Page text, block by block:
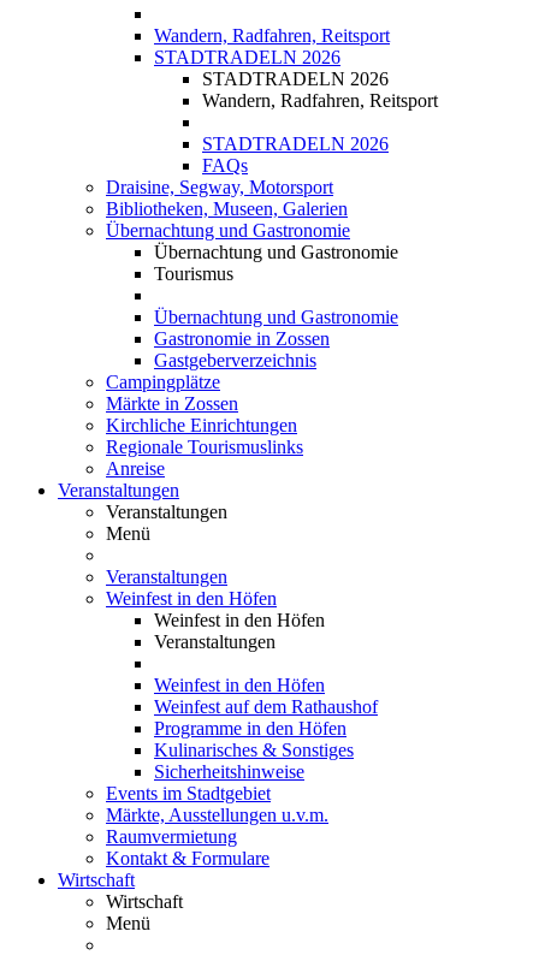
Wandern, Radfahren, Reitsport
STADTRADELN 2026
STADTRADELN 2026
Wandern, Radfahren, Reitsport
STADTRADELN 2026
FAQs
Draisine, Segway, Motorsport
Bibliotheken, Museen, Galerien
Übernachtung und Gastronomie
Übernachtung und Gastronomie
Tourismus
Übernachtung und Gastronomie
Gastronomie in Zossen
Gastgeberverzeichnis
Campingplätze
Märkte in Zossen
Kirchliche Einrichtungen
Regionale Tourismuslinks
Anreise
Veranstaltungen
Veranstaltungen
Menü
Veranstaltungen
Weinfest in den Höfen
Weinfest in den Höfen
Veranstaltungen
Weinfest in den Höfen
Weinfest auf dem Rathaushof
Programme in den Höfen
Kulinarisches & Sonstiges
Sicherheitshinweise
Events im Stadtgebiet
Märkte, Ausstellungen u.v.m.
Raumvermietung
Kontakt & Formulare
Wirtschaft
Wirtschaft
Menü